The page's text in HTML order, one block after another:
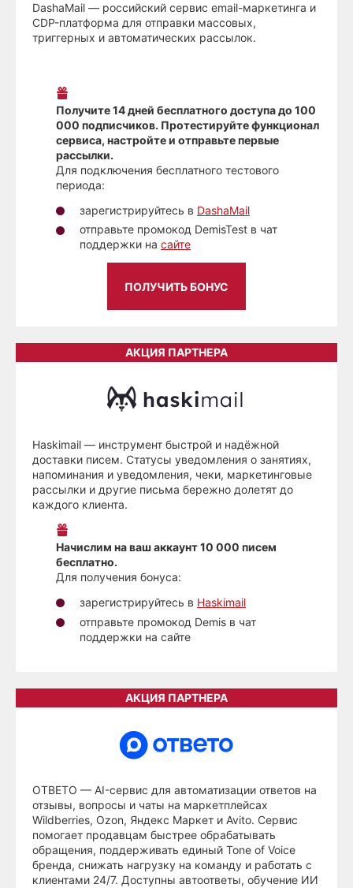
DashaMail — российский сервис email-маркетинга и
CDP-платформа для отправки массовых,
триггерных и автоматических рассылок.
Получите 14 дней бесплатного доступа до 100
000 подписчиков. Протестируйте функционал
сервиса, настройте и отправьте первые
рассылки.
Для подключения бесплатного тестового
периода:
зарегистрируйтесь в DashaMail
отправьте промокод DemisTest в чат
поддержки на сайте
ПОЛУЧИТЬ БОНУС
АКЦИЯ ПАРТНЕРА
Haskimail — инструмент быстрой и надёжной
доставки писем. Статусы уведомления о занятиях,
напоминания и уведомления, чеки, маркетинговые
рассылки и другие письма бережно долетят до
каждого клиента.
Начислим на ваш аккаунт 10 000 писем
бесплатно.
Для получения бонуса:
зарегистрируйтесь в Haskimail
отправьте промокод Demis в чат
поддержки на сайте
АКЦИЯ ПАРТНЕРА
ОТВЕТО — AI-сервис для автоматизации ответов на
отзывы, вопросы и чаты на маркетплейсах
Wildberries, Ozon, Яндекс Маркет и Avito. Сервис
помогает продавцам быстрее обрабатывать
обращения, поддерживать единый Tone of Voice
бренда, снижать нагрузку на команду и работать с
клиентами 24/7. Доступны автоответы, обучение ИИ